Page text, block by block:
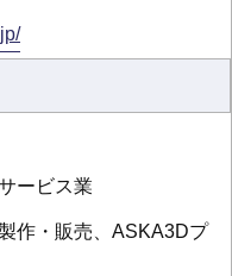
ービス業
作・販売、ASKA3Dプ